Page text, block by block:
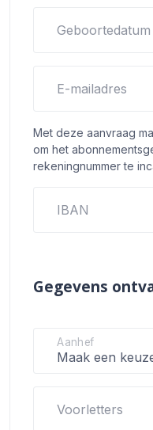
Geboortedatum
E-mailadres
Met deze aanvraag
om het
rekeningnummer te
IBAN
Gegevens
Aanhef
Voorletters